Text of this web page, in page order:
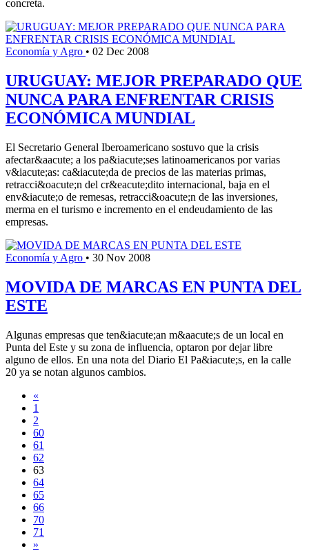
concreta.
Economía y Agro • 02 Dec 2008
URUGUAY: MEJOR PREPARADO QUE
NUNCA PARA ENFRENTAR CRISIS
ECONÓMICA MUNDIAL
El Secretario General Iberoamericano sostuvo que la crisis
afectar&aacute; a los pa&iacute;ses latinoamericanos por varias
v&iacute;as: ca&iacute;da de precios de las materias primas,
retracci&oacute;n del cr&eacute;dito internacional, baja en el
env&iacute;o de remesas, retracci&oacute;n de las inversiones,
merma en el turismo e incremento en el endeudamiento de las
empresas.
Economía y Agro • 30 Nov 2008
MOVIDA DE MARCAS EN PUNTA DEL
ESTE
Algunas empresas que ten&iacute;an m&aacute;s de un local en
Punta del Este y su zona de influencia, optaron por dejar libre
alguno de ellos. En una nota del Diario El Pa&iacute;s, en la calle
20 ya se notan algunos cambios.
«
1
2
60
61
62
63
64
65
66
70
71
»